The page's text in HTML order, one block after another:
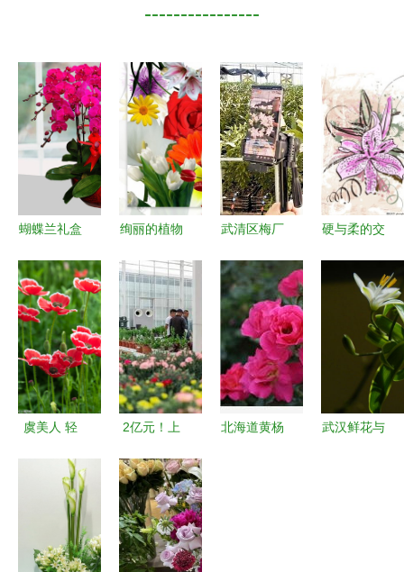
----------------
蝴蝶兰礼盒
何选购一台
不打烊
的“提花
机”？
绚丽的植物
花卉的审美
与故事
武清区梅厂
经济”做强
特色种植区
硬与柔的交
备与矢量花
卉背景的创
意设计
虞美人 轻
意画魂
2亿元！上
侍弄花草实
现高产
出，“特色
农产品”做
北海道黄杨
武汉鲜花与